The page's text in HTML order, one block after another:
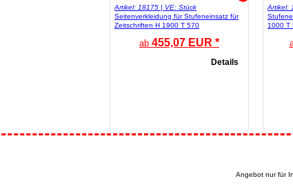
Artikel: 18175 | VE: Stück
Seitenverkleidung für Stufeneinsatz für
Zeitschriften H 1900 T 570
ab 455,07 EUR *
Details
Artikel:
1000 T
Angebot nur für